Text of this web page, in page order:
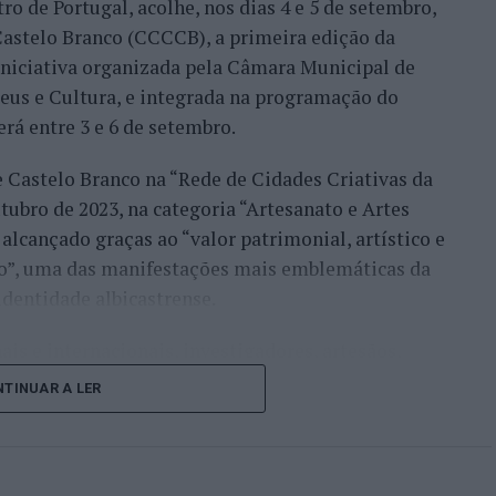
e o neerlandês Botic van de Zandschulp,
acabou eliminado pelo italiano Luciano
no quadro principal, iniciou a participação
Burruchaga, num encontro disputado em três
se na ronda inaugural. Rocha foi
Ferreira Silva discutiu a passagem à
que mais longe chegou, alcançando o
por Gonzalo Bueno. João Domingues,
de Portugal, acolhe, nos dias 4 e 5 de setembro,
Branco (CCCCB), a primeira edição da
organizada pela Câmara Municipal de
e Cultura, e integrada na programação do
entre 3 e 6 de setembro.
Branco na “Rede de Cidades Criativas da
de 2023, na categoria “Artesanato e Artes
graças ao “valor patrimonial, artístico e
uma das manifestações mais emblemáticas da
instituições de ensino superior e
da UNESCO” discutirão políticas públicas,
A LER